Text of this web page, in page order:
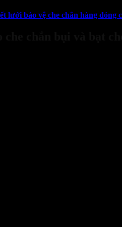
lưới bảo vệ che chắn hàng đóng